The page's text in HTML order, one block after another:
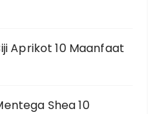
Aprikot 10 Maanfaat
Shea 10